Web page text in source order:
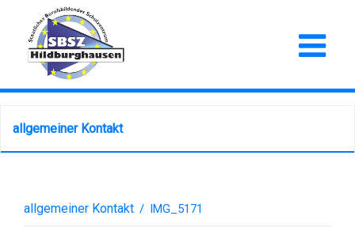
allgemeiner Kontakt
allgemeiner Kontakt / IMG_5171